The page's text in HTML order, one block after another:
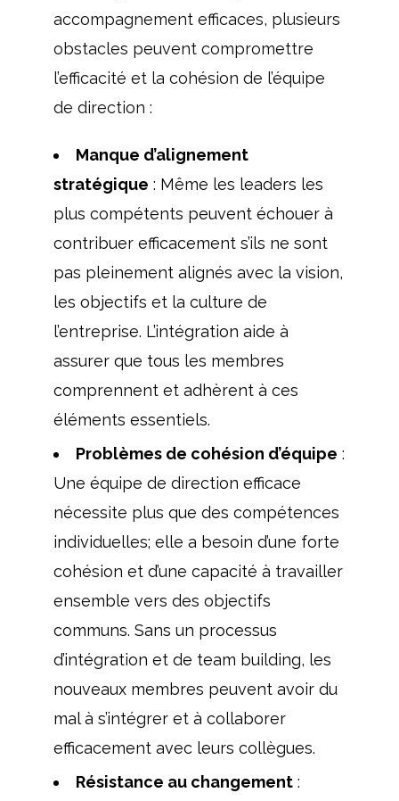
accompagnement efficaces, plusieurs
obstacles peuvent compromettre
l’efficacité et la cohésion de l’équipe
de direction :
Manque d’alignement
stratégique : Même les leaders les
plus compétents peuvent échouer à
contribuer efficacement s’ils ne sont
pas pleinement alignés avec la vision,
les objectifs et la culture de
l’entreprise. L’intégration aide à
assurer que tous les membres
comprennent et adhèrent à ces
éléments essentiels.
Problèmes de cohésion d’équipe :
Une équipe de direction efficace
nécessite plus que des compétences
individuelles; elle a besoin d’une forte
cohésion et d’une capacité à travailler
ensemble vers des objectifs
communs. Sans un processus
d’intégration et de team building, les
nouveaux membres peuvent avoir du
mal à s’intégrer et à collaborer
efficacement avec leurs collègues.
Résistance au changement: